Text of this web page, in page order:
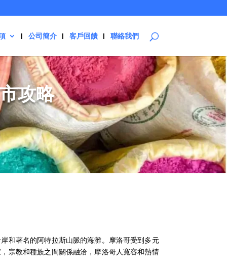
公司簡介 客戶回饋 聯絡我們
攻略
和著名的阿特拉斯山脈的海灘。摩洛哥受到多元
宗教和種族之間關係融洽，摩洛哥人寬容和熱情